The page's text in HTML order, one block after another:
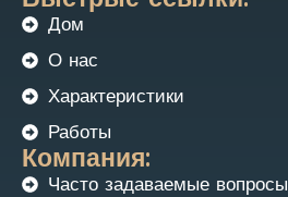
Дом
О нас
Характеристики
Работы
Компания:
Часто задаваемые вопросы